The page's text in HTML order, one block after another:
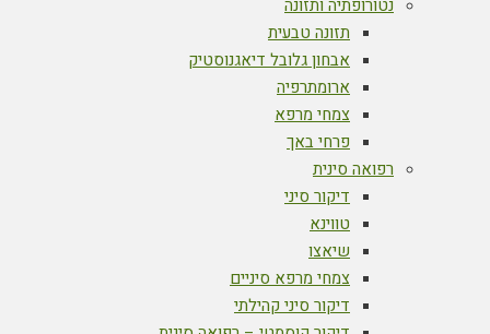
נטורופתיה ותזונה
תזונה טבעית
אבחון גלובל דיאגנוסטיק
ארומתרפיה
צמחי מרפא
פרחי באך
רפואה סינית
דיקור סיני
טווינא
שיאצו
צמחי מרפא סיניים
דיקור סיני קהילתי